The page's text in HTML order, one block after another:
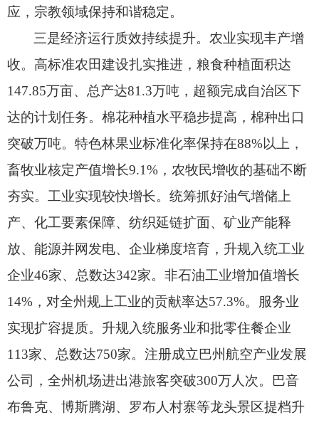
应， 宗教领域保持和谐稳定。
三是经济运行质效持续提升。农业实现丰产增
收。 高标准农田建设扎实推进， 粮食种植面积达
147.85万亩、 总产达81.3万吨， 超额完成自治区下
达的计划任务。 棉花种植水平稳步提高， 棉种出口
突破万吨。 特色林果业标准化率保持在88%以上，
畜牧业核定产值增长9.1%， 农牧民增收的基础不断
夯实。 工业实现较快增长。 统筹抓好油气增储上
产、 化工要素保障、 纺织延链扩面、 矿业产能释
放、 能源并网发电、 企业梯度培育， 升规入统工业
企业46家、 总数达342家。 非石油工业增加值增长
14%， 对全州规上工业的贡献率达57.3%。 服务业
实现扩容提质。 升规入统服务业和批零住餐企业
113家、 总数达750家。 注册成立巴州航空产业发展
公司， 全州机场进出港旅客突破300万人次。
巴音
布鲁克、 博斯腾湖、 罗布人村寨等龙头景区提档升